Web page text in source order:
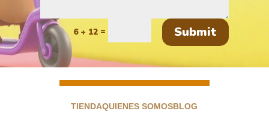
6 + 12= Submit
TIENDAQUIENES SOMOSBLOG